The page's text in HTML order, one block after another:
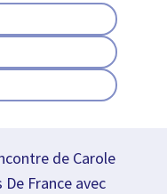
de Carole
France avec